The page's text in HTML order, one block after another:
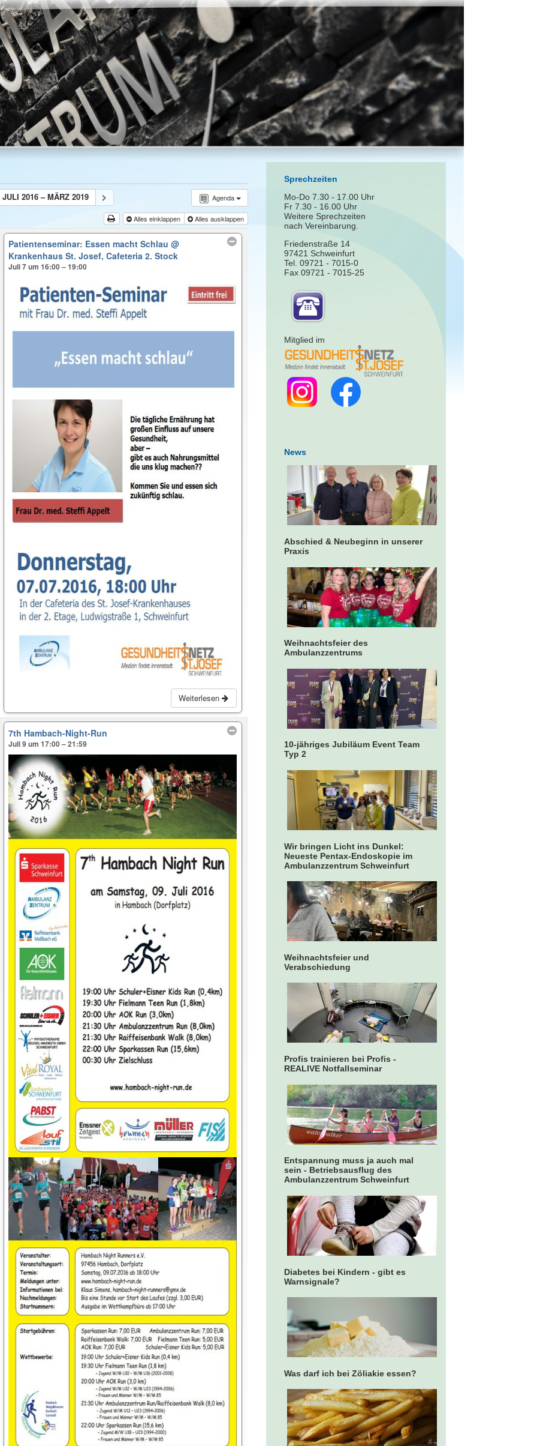
Agenda
JULI 2016 – MÄRZ 2019
Alles einklappen Alles ausklappen
Patientenseminar: Essen macht Schlau@
Krankenhaus St. Josef, Cafeteria 2. Stock
Juli 7 um 16:00 – 19:00
Weiterlesen
7th Hambach-Night-Run
Juli 9 um 17:00 – 21:59
Sprechzeiten
Mo-Do 7.30 - 17.00 Uhr
Fr 7.30 - 16.00 Uhr
Weitere Sprechzeiten
nach Vereinbarung.
Friedenstraße 14
97421 Schweinfurt
Tel. 09721 - 7015-0
Fax 09721 - 7015-25
Mitglied im
News
Abschied & Neubeginn in unserer
Praxis
Weihnachtsfeier des
Ambulanzzentrums
10-jähriges Jubiläum Event Team
Typ 2
Wir bringen Licht ins Dunkel:
Neueste Pentax-Endoskopie im
Ambulanzzentrum Schweinfurt
Weihnachtsfeier und
Verabschiedung
Profis trainieren bei Profis -
REALIVE Notfallseminar
Entspannung muss ja auch mal
sein - Betriebsausflug des
Ambulanzzentrum Schweinfurt
Diabetes bei Kindern - gibt es
Warnsignale?
Was darf ich bei Zöliakie essen?